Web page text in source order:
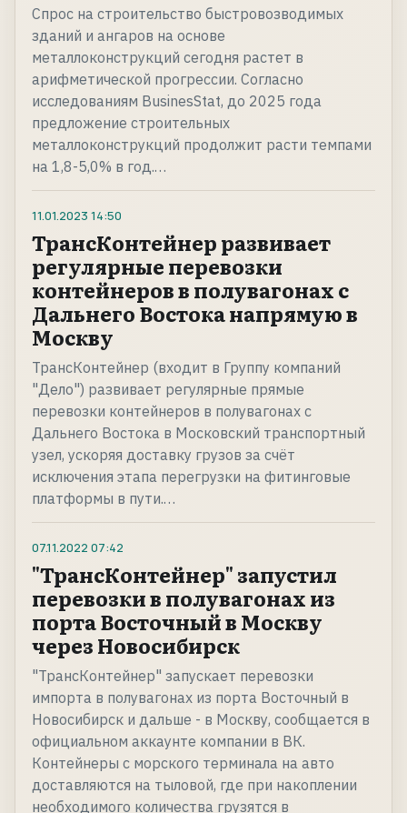
Спрос на строительство быстровозводимых
зданий и ангаров на основе
металлоконструкций сегодня растет в
арифметической прогрессии. Согласно
исследованиям BusinesStat, до 2025 года
предложение строительных
металлоконструкций продолжит расти темпами
на 1,8-5,0% в год.…
11.01.2023 14:50
ТрансКонтейнер развивает
регулярные перевозки
контейнеров в полувагонах с
Дальнего Востока напрямую в
Москву
ТрансКонтейнер (входит в Группу компаний
"Дело") развивает регулярные прямые
перевозки контейнеров в полувагонах с
Дальнего Востока в Московский транспортный
узел, ускоряя доставку грузов за счёт
исключения этапа перегрузки на фитинговые
платформы в пути.…
07.11.2022 07:42
"ТрансКонтейнер" запустил
перевозки в полувагонах из
порта Восточный в Москву
через Новосибирск
"ТрансКонтейнер" запускает перевозки
импорта в полувагонах из порта Восточный в
Новосибирск и дальше - в Москву, сообщается в
официальном аккаунте компании в ВК.
Контейнеры с морского терминала на авто
доставляются на тыловой, где при накоплении
необходимого количества грузятся в